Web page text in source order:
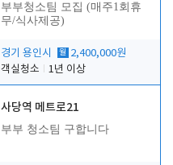
부부청소팀 모집 (매주1회휴
무/식사제공)
경기 용인시 월 2,400,000원
객실청소
1년 이상
사당역 메트로21
부부 청소팀 구합니다